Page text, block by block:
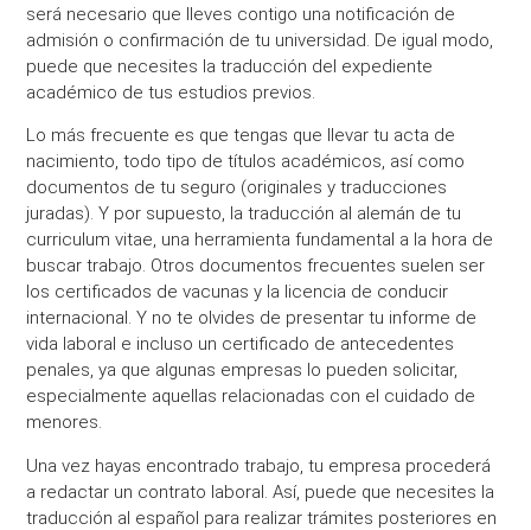
será necesario que lleves contigo una notificación de
admisión o confirmación de tu universidad. De igual modo,
puede que necesites la traducción del expediente
académico de tus estudios previos.
Lo más frecuente es que tengas que llevar tu acta de
nacimiento, todo tipo de títulos académicos, así como
documentos de tu seguro (originales y traducciones
juradas). Y por supuesto, la traducción al alemán de tu
curriculum vitae, una herramienta fundamental a la hora de
buscar trabajo. Otros documentos frecuentes suelen ser
los certificados de vacunas y la licencia de conducir
internacional. Y no te olvides de presentar tu informe de
vida laboral e incluso un certificado de antecedentes
penales, ya que algunas empresas lo pueden solicitar,
especialmente aquellas relacionadas con el cuidado de
menores.
Una vez hayas encontrado trabajo, tu empresa procederá
a redactar un contrato laboral. Así, puede que necesites la
traducción al español para realizar trámites posteriores en